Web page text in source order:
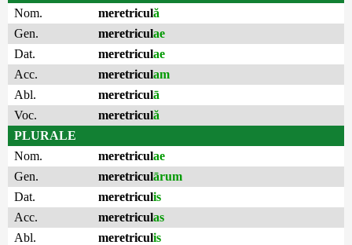
Nom.
meretriculă
Gen.
meretriculae
Dat.
meretriculae
Acc.
meretriculam
Abl.
meretriculā
Voc.
meretriculă
PLURALE
Nom.
meretriculae
Gen.
meretriculārum
Dat.
meretriculis
Acc.
meretriculas
Abl.
meretriculis